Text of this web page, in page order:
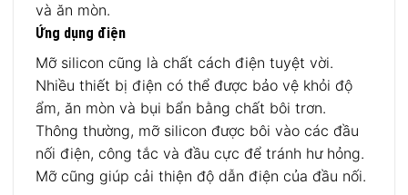
và ăn mòn.
Ứng dụng điện
Mỡ silicon cũng là chất cách điện tuyệt vời.
Nhiều thiết bị điện có thể được bảo vệ khỏi độ
ẩm, ăn mòn và bụi bẩn bằng chất bôi trơn.
Thông thường, mỡ silicon được bôi vào các đầu
nối điện, công tắc và đầu cực để tránh hư hỏng.
Mỡ cũng giúp cải thiện độ dẫn điện của đầu nối.